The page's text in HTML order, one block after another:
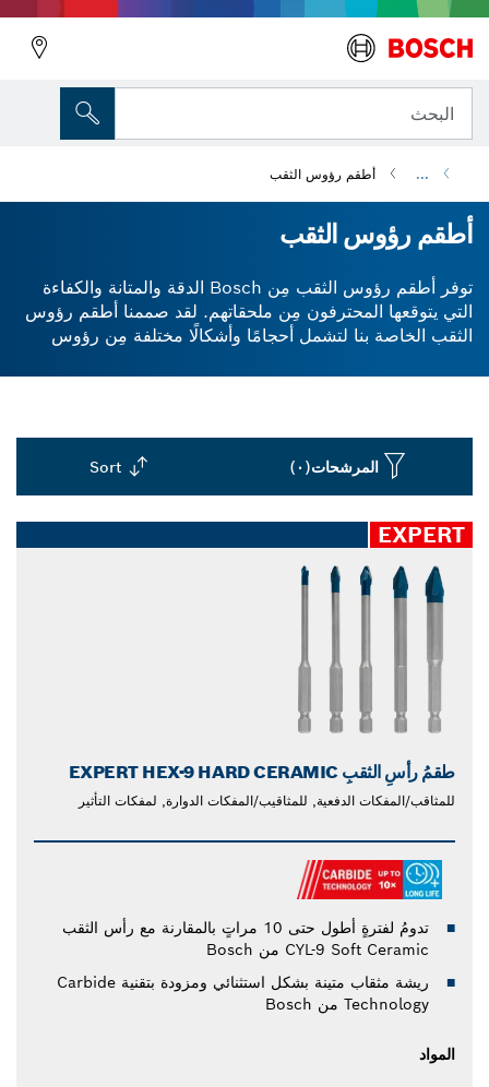
البحث
... أطقم رؤوس الثقب
أطقم رؤوس الثقب
توفر أطقم رؤوس الثقب مِن Bosch الدقة والمتانة والكفاءة
التي يتوقعها المحترفون مِن ملحقاتهم. لقد صممنا أطقم رؤوس
الثقب الخاصة بنا لتشمل أحجامًا وأشكالًا مختلفة مِن رؤوس
أطقم رؤوس الثقب المصنوعة مِن الكاربيد عالية الجودة لدينا
لديك لقمة الحفر الدقيقة في متناول يدك لتحقيق نتائج ممتازة
في كل مرة. استكشف مجموعتنا مِن ملحقات المثقاب اليوم
المرشحات(٠) Sort
closed
EXPERT
طقمُ رأسِ الثقبِ EXPERT HEX-9 HARD CERAMIC
للمثاقب/المفكات الدفعية, للمثاقيب/المفكات الدوارة, لمفكات التأثير
تدومُ لفترةٍ أطول حتى 10 مراتٍ بالمقارنة مع رأس الثقب
CYL-9 Soft Ceramic من Bosch
ريشة مثقاب متينة بشكل استثنائي ومزودة بتقنية Carbide
Technology من Bosch
المواد